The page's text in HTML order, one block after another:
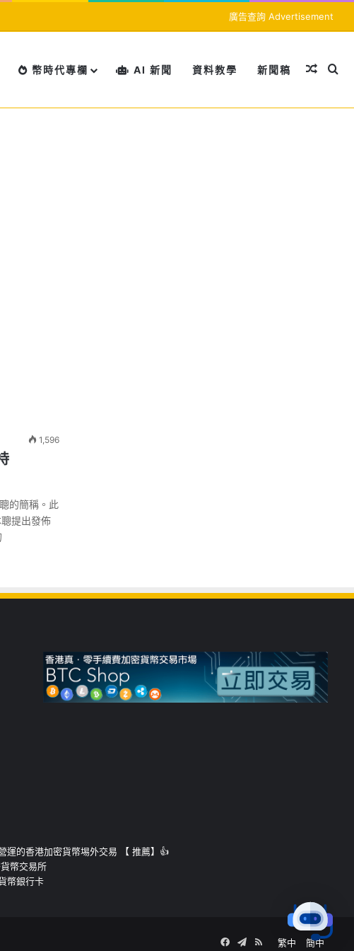
廣告查詢 Advertisement
幣時代專欄 AI 新聞 資料教學 新聞稿 隨機文
搜
1,596
的簡稱。此
提出發佈
運的香港加密貨幣埸外交易 【 推薦】👍
幣交易所
幣銀行卡
繁中 簡中
Facebook
Telegram
RSS